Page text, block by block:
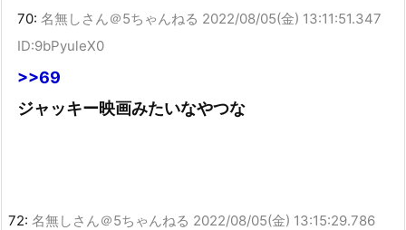
70: 名無しさん＠5ちゃんねる 2022/08/05(金) 13:11:51.347
ID:9bPyuleX0
>>69
ジャッキー映画みたいなやつな
72: 名無しさん＠5ちゃんねる 2022/08/05(金) 13:15:29.786